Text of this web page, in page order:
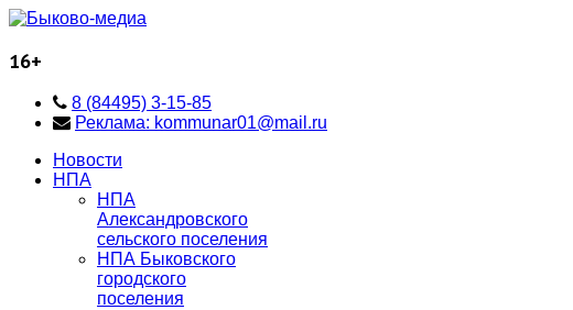
16+
8 (84495) 3-15-85
Реклама: kommunar01@mail.ru
Новости
НПА
НПА
Александровского
сельского поселения
НПА Быковского
городского
поселения